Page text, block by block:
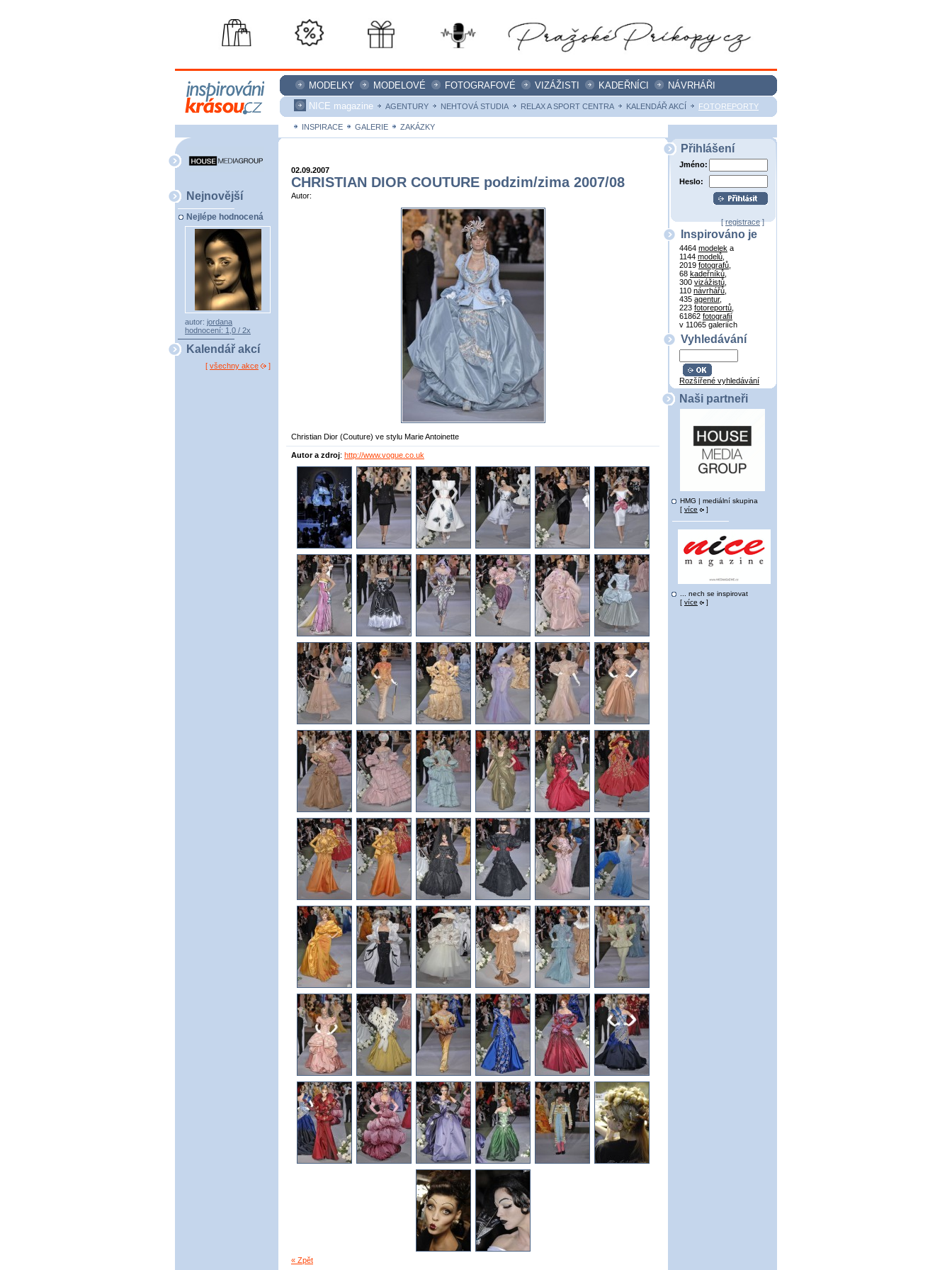
MODELKY MODELOVÉ FOTOGRAFOVÉ VIZÁŽISTI KADEŘNÍCI
NÁVRHÁŘI
NICE magazine
AGENTURY NEHTOVÁ STUDIA RELAX A SPORT CENTRA KALENDÁŘ AKCÍ FOTOREPORTY
INSPIRACE GALERIE ZAKÁZKY
Nejnovější
Nejlépe hodnocená
autor: jordana
hodnocení: 1,0 / 2x
Kalendář akcí
[ všechny akce ]
02.09.2007
CHRISTIAN DIOR COUTURE podzim/zima 2007/08
Autor:
Christian Dior (Couture) ve stylu Marie Antoinette
Autor a zdroj: http://www.vogue.co.uk
« Zpět
Přihlášení
Jméno:
Heslo:
[registrace]
Inspirováno je
4464 modelek a
1144 modelů
2019 fotografů
68 kadeřníků
300 vizážistů
110 návrhářů
435 agentur,
223 fotoreportů
61862 fotografií
v 11065 galeriích
Vyhledávání
Rozšířené vyhledávání
Naši partneři
HMG | mediální skupina
[ více ]
... nech se inspirovat
[ více ]